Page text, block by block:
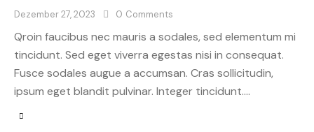
Dezember 27, 2023 0 Comments
Qroin faucibus nec mauris a sodales, sed elementum mi
tincidunt. Sed eget viverra egestas nisi in consequat.
Fusce sodales augue a accumsan. Cras sollicitudin,
ipsum eget blandit pulvinar. Integer tincidunt.…